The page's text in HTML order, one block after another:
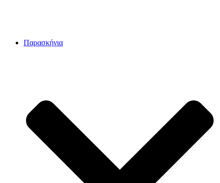
Παρασκήνια